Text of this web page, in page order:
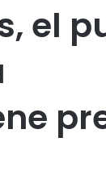
el